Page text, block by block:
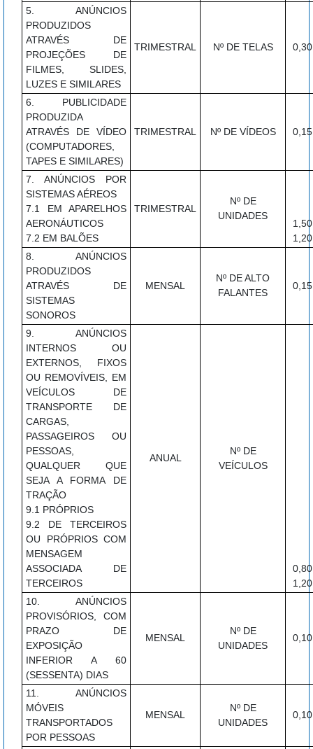
5. ANÚNCIOS
PRODUZIDOS
ATRAVÉS DE
PROJEÇÕES DE
FILMES, SLIDES,
LUZES E SIMILARES
TRIMESTRAL Nº DE TELAS 0,30
6. PUBLICIDADE
PRODUZIDA
ATRAVÉS DE VÍDEO
(COMPUTADORES,
TAPES E SIMILARES)
TRIMESTRAL Nº DE VÍDEOS 0,15
7. ANÚNCIOS POR
SISTEMAS AÉREOS
7.1 EM APARELHOS
AERONÁUTICOS
7.2 EM BALÕES
TRIMESTRAL
Nº DE
UNIDADES
1,50
1,20
8. ANÚNCIOS
PRODUZIDOS
ATRAVÉS DE
SISTEMAS
SONOROS
MENSAL
Nº DE ALTO
FALANTES
0,15
9. ANÚNCIOS
INTERNOS OU
EXTERNOS, FIXOS
OU REMOVÍVEIS, EM
VEÍCULOS DE
TRANSPORTE DE
CARGAS,
PASSAGEIROS OU
PESSOAS,
QUALQUER QUE
SEJA A FORMA DE
TRAÇÃO
9.1 PRÓPRIOS
9.2 DE TERCEIROS
OU PRÓPRIOS COM
MENSAGEM
ASSOCIADA DE
TERCEIROS
ANUAL
Nº DE
VEÍCULOS
0,80
1,20
10. ANÚNCIOS
PROVISÓRIOS, COM
PRAZO DE
EXPOSIÇÃO
INFERIOR A 60
(SESSENTA) DIAS
MENSAL
Nº DE
UNIDADES
0,10
11. ANÚNCIOS
MÓVEIS
TRANSPORTADOS
POR PESSOAS
MENSAL
Nº DE
UNIDADES
0,10